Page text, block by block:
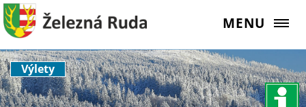
MENU
Výlety